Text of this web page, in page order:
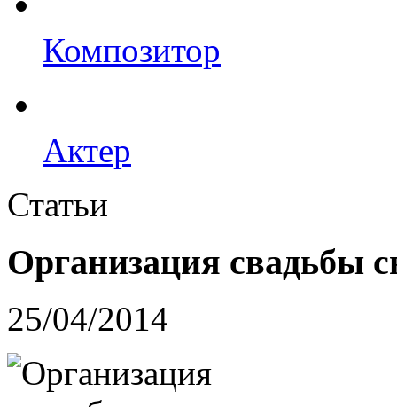
Композитор
Актер
Статьи
Организация свадьбы
25/04/2014